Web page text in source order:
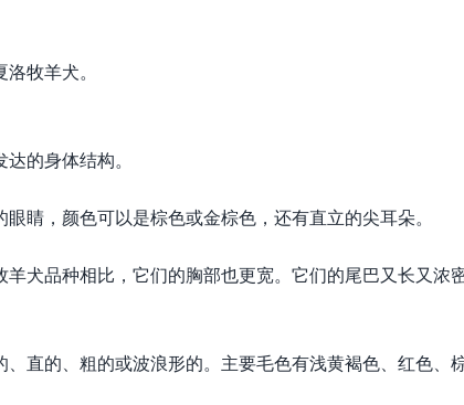
牧羊犬。
的身体结构。
睛，颜色可以是棕色或金棕色，还有直立的尖耳朵。
犬品种相比，它们的胸部也更宽。它们的尾巴又长又浓
直的、粗的或波浪形的。主要毛色有浅黄褐色、红色、